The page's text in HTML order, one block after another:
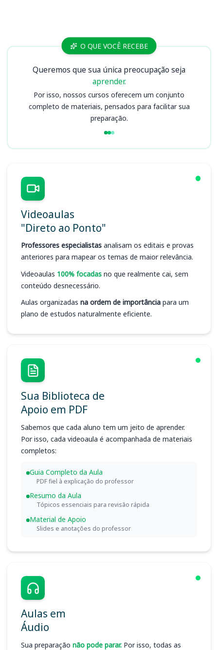
Cursos O QUE VOCÊ RECEBE
Queremos que sua única preocupação seja
aprender.
Por isso, nossos cursos oferecem um conjunto
completo de materiais, pensados para facilitar sua
preparação.
Videoaulas
"Direto ao Ponto"
Professores especialistas analisam os editais e provas
anteriores para mapear os temas de maior relevância.
Videoaulas 100% focadas no que realmente cai, sem
conteúdo desnecessário.
Aulas organizadas na ordem de importância para um
plano de estudos naturalmente eficiente.
Sua Biblioteca de
Apoio em PDF
Sabemos que cada aluno tem um jeito de aprender.
Por isso, cada videoaula é acompanhada de materiais
completos:
Guia Completo da Aula
PDF fiel à explicação do professor
Resumo da Aula
Tópicos essenciais para revisão rápida
Material de Apoio
Slides e anotações do professor
Aulas em
Áudio
Sua preparação não pode parar. Por isso, todas as